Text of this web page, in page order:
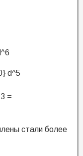
стали более